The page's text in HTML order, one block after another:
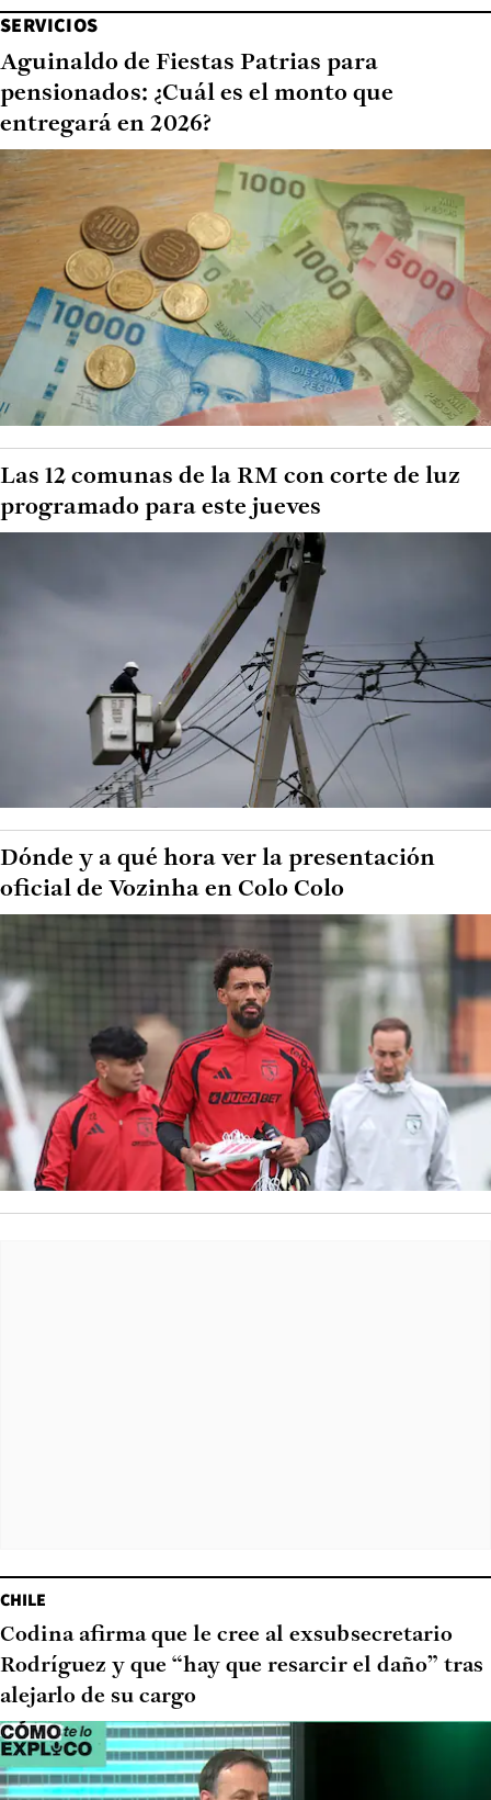
SERVICIOS
Aguinaldo de Fiestas Patrias para
pensionados: ¿Cuál es el monto que
entregará en 2026?
Las 12 comunas de la RM con corte de luz
programado para este jueves
Dónde y a qué hora ver la presentación
oficial de Vozinha en Colo Colo
CHILE
Codina afirma que le cree al exsubsecretario
Rodríguez y que “hay que resarcir el daño” tras
alejarlo de su cargo